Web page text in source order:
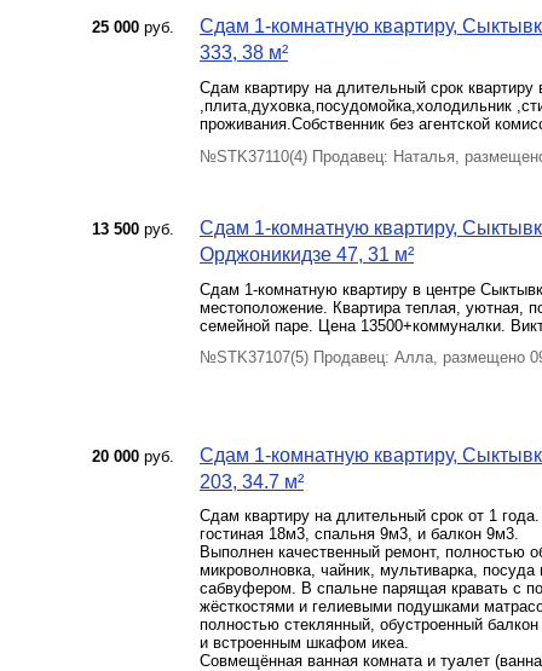
25 000 руб.
Сдам 1-комнатную квартиру,
333, 38 м²
Сдам квартиру на длительный срок
,плита,духовка,посудомойка,холодильник
проживания.Собственник без агентской
№STK37110(4) Продавец: Наталья,
13 500 руб.
Сдам 1-комнатную квартиру,
Орджоникидзе 47, 31 м²
Сдам 1-комнатную квартиру в центре
местоположение. Квартира теплая, уютная,
семейной паре. Цена 13500+коммуналки.
№STK37107(5) Продавец: Алла, размещено
20 000 руб.
Сдам 1-комнатную квартиру,
203, 34.7 м²
Сдам квартиру на длительный срок от 1
гостиная 18м3, спальня 9м3, и балкон 9м3.
Выполнен качественный ремонт, полностью
микроволновка, чайник, мультиварка,
сабвуфером. В спальне парящая кравать с
жёсткостями и гелиевыми подушками
полностью стеклянный, обустроенный
и встроенным шкафом икеа.
Совмещённая ванная комната и туалет